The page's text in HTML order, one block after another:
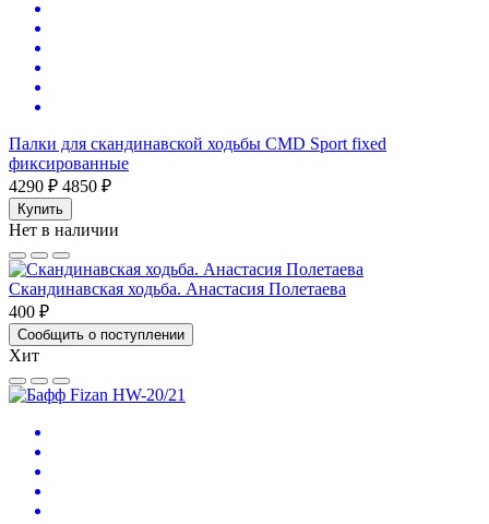
Палки для скандинавской ходьбы CMD Sport fixed
фиксированные
4290 ₽ 4850 ₽
Купить
Нет в наличии
Скандинавская ходьба. Анастасия Полетаева
400 ₽
Сообщить о поступлении
Хит